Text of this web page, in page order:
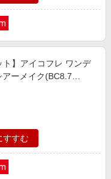
ト】アイコフレ ワンデ
アーメイク(BC8.7
すすむ